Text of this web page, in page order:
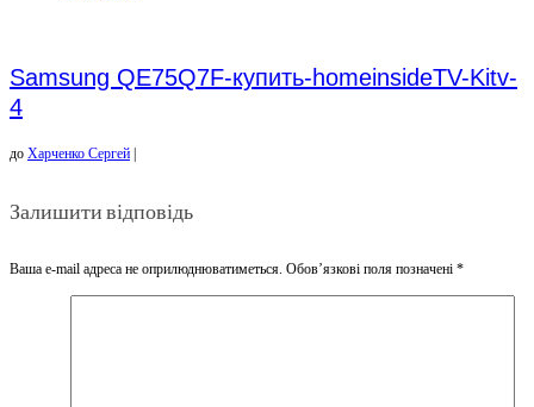
Samsung QE75Q7F-купить-homeinsideTV-Kitv-
4
до Харченко Сергей
Залишити відповідь
Ваша e-mail адреса не оприлюднюватиметься. Обов’язкові поля позначені *